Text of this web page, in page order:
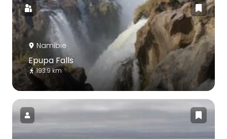
Namibie
Epupa Falls
193.9 km